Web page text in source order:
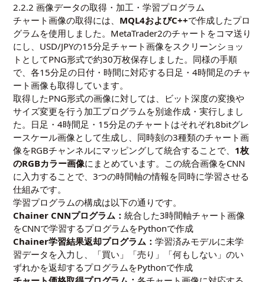
2.2.2 画像データの取得・加工・学習プログラム
チャート画像の取得には、 MQL4およびC++で作成したプロ
グラムを使用しました。MetaTrader2のチャートをコマ送り
にし、USD/JPYの15分足チャート画像をスクリーンショッ
トとしてPNG形式で約30万枚保存しました。同様の手順
で、各15分足の日付・時間に対応する日足・4時間足のチャ
ート画像も取得しています。
取得したPNG形式の画像に対しては、ビット深度の変換や
サイズ変更を行う加工プログラムを別途作成・実行しまし
た。日足・4時間足・15分足のチャートはそれぞれ8bitグレ
ースケール画像として生成し、同時刻の3種類のチャート画
像をRGBチャンネルにマッピングして統合することで、 1枚
のRGBカラー画像にまとめています。この統合画像をCNN
に入力することで、3つの時間軸の情報を同時に学習させる
仕組みです。
学習プログラムの構成は以下の通りです。
Chainer CNNプログラム：統合した3時間軸チャート画像
をCNNで学習するプログラムをPythonで作成
Chainer学習結果返却プログラム：学習済みモデルに未学
習データを入力し、「買い」「売り」「何もしない」のい
ずれかを返却するプログラムをPythonで作成